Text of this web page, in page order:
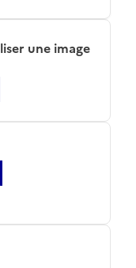
une image